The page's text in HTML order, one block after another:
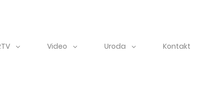
Video Uroda Kontakt